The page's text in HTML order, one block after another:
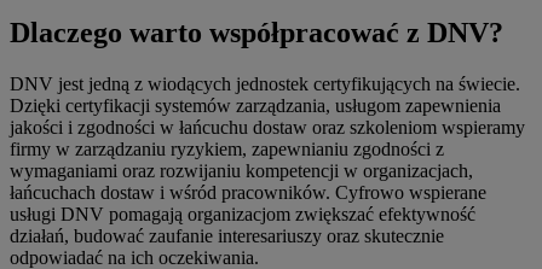
Dlaczego warto współpracować z DNV?
DNV jest jedną z wiodących jednostek certyfikujących na świecie.
Dzięki certyfikacji systemów zarządzania, usługom zapewnienia
jakości i zgodności w łańcuchu dostaw oraz szkoleniom wspieramy
firmy w zarządzaniu ryzykiem, zapewnianiu zgodności z
wymaganiami oraz rozwijaniu kompetencji w organizacjach,
łańcuchach dostaw i wśród pracowników. Cyfrowo wspierane
usługi DNV pomagają organizacjom zwiększać efektywność
działań, budować zaufanie interesariuszy oraz skutecznie
odpowiadać na ich oczekiwania.